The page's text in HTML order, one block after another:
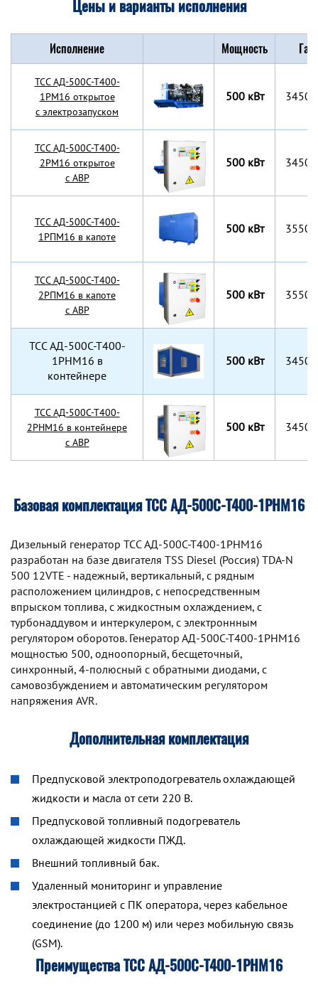
Цены и варианты исполнения
Исполнение Мощность
TCC АД-500С-Т400-
1РМ16 открытое
с электрозапуском
500 кВт
TCC АД-500С-Т400-
2РМ16 открытое
с АВР
500 кВт
TCC АД-500С-Т400-
1РПМ16 в капоте
500 кВт
TCC АД-500С-Т400-
2РПМ16 в капоте
с АВР
500 кВт
TCC АД-500С-Т400-
1РНМ16 в
контейнере
500 кВт
TCC АД-500С-Т400-
2РНМ16 в контейнере
с АВР
500 кВт
Базовая комплектация ТСС АД-500С-Т400-1РНМ16
Дизельный генератор TCC АД-500С-Т400-1РНМ16
разработан на базе двигателя TSS Diesel (Россия) TDA-N
500 12VTE - надежный, вертикальный, с рядным
расположением цилиндров, с непосредственным
впрыском топлива, с жидкостным охлаждением, с
турбонаддувом и интеркулером, с электроннным
регулятором оборотов. Генератор АД-500С-Т400-1РНМ16
мощностью 500, одноопорный, бесщеточный,
синхронный, 4-полюсный с обратными диодами, с
самовозбуждением и автоматическим регулятором
напряжения AVR.
Дополнительная комплектация
Предпусковой электроподогреватель охлаждающей
жидкости и масла от сети 220 В.
Предпусковой топливный подогреватель
охлаждающей жидкости ПЖД.
Внешний топливный бак.
Удаленный мониторинг и управление
электростанцией с ПК оператора, через кабельное
соединение (до 1200 м) или через мобильную связь
(GSM).
Преимущества ТСС АД-500С-Т400-1РНМ16